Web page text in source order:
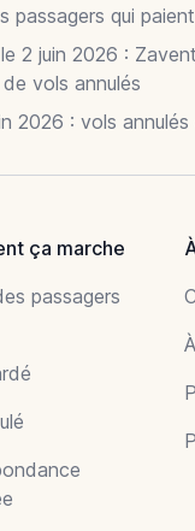
passagers qui paient
2 juin 2026 :
vols annulés
2026 : vols
ça marche
passagers